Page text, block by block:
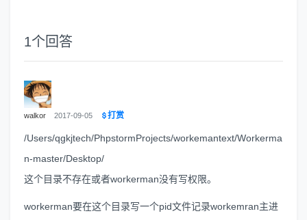
1个回答
walkor 2017-09-05 打赏
/Users/qgkjtech/PhpstormProjects/workemantext/Workerma
n-master/Desktop/
这个目录不存在或者workerman没有写权限。
workerman要在这个目录写一个pid文件记录workemran主进